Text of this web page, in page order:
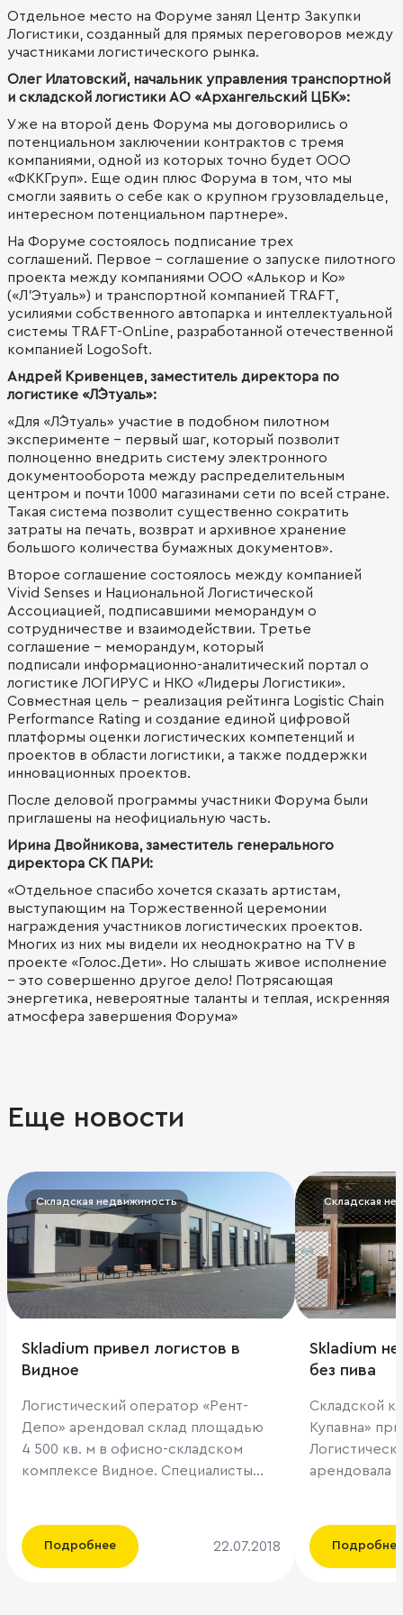
Отдельное место на Форуме занял Центр Закупки
Логистики, созданный для прямых переговоров между
участниками логистического рынка.
Олег Илатовский, начальник управления транспортной
и складской логистики АО «Архангельский ЦБК»:
Уже на второй день Форума мы договорились о
потенциальном заключении контрактов с тремя
компаниями, одной из которых точно будет ООО
«ФККГруп». Еще один плюс Форума в том, что мы
смогли заявить о себе как о крупном грузовладельце,
интересном потенциальном партнере».
На Форуме состоялось подписание трех
соглашений. Первое – соглашение о запуске пилотного
проекта между компаниями ООО «Алькор и Ко»
(«Л’Этуаль») и транспортной компанией TRAFT,
усилиями собственного автопарка и интеллектуальной
системы TRAFT-OnLine, разработанной отечественной
компанией LogoSoft.
Андрей Кривенцев, заместитель директора по
логистике «Л`Этуаль»:
«Для «Л`Этуаль» участие в подобном пилотном
эксперименте – первый шаг, который позволит
полноценно внедрить систему электронного
документооборота между распределительным
центром и почти 1000 магазинами сети по всей стране.
Такая система позволит существенно сократить
затраты на печать, возврат и архивное хранение
большого количества бумажных документов».
Второе соглашение состоялось между компанией
Vivid Senses и Национальной Логистической
Ассоциацией, подписавшими меморандум о
сотрудничестве и взаимодействии. Третье
соглашение - меморандум, который
подписали информационно-аналитический портал о
логистике ЛОГИРУС и НКО «Лидеры Логистики».
Совместная цель - реализация рейтинга Logistic Chain
Performance Rating и создание единой цифровой
платформы оценки логистических компетенций и
проектов в области логистики, а также поддержки
инновационных проектов.
После деловой программы участники Форума были
приглашены на неофициальную часть.
Ирина Двойникова, заместитель генерального
директора СК ПАРИ:
«Отдельное спасибо хочется сказать артистам,
выступающим на Торжественной церемонии
награждения участников логистических проектов.
Многих из них мы видели их неоднократно на TV в
проекте «Голос.Дети». Но слышать живое исполнение
– это совершенно другое дело! Потрясающая
энергетика, невероятные таланты и теплая, искренняя
атмосфера завершения Форума»
Еще новости
Складская недвижимость
Skladium привел логистов в
Видное
Логистический оператор «Рент-
Депо» арендовал склад площадью
4 500 кв. м в офисно-складском
комплексе Видное. Специалисты
брокеров. Офисно-Складской
комплекс находится в Северной
Подробнее 22.07.2018
Складская
Skladium
без пива
Складской
Купавна»
арендовала
«Рент-
служба
Подробнее